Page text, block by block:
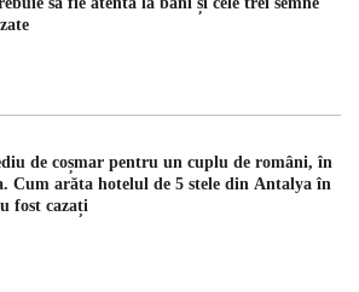
de coșmar pentru un cuplu de români, în
Cum arăta hotelul de 5 stele din Antalya în
fost cazați